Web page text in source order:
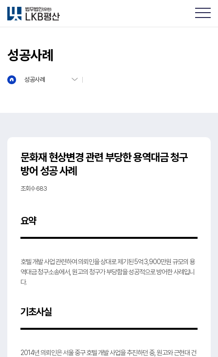
성공사례
성공사례
문화재 현상변경 관련 부당한 용역대금 청구
방어 성공 사례
조회수 683
요약
호텔 개발 사업 관련하여 의뢰인을 상대로 제기된 5억 3,900만원 규모의 용
역대금 청구소송에서, 원고의 청구가 부당함을 성공적으로 방어한 사례입니
다.
기초사실
2014년 의뢰인은 서울 중구 호텔 개발 사업을 추진하던 중, 원고와 근현대 건